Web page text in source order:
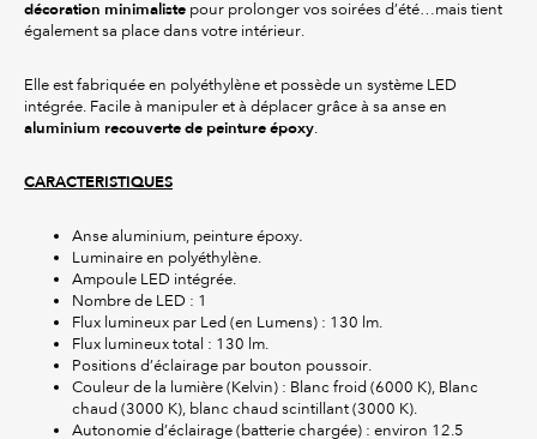
décoration minimaliste pour prolonger vos soirées d’été…mais tient
également sa place dans votre intérieur.
Elle est fabriquée en polyéthylène et possède un système LED
intégrée. Facile à manipuler et à déplacer grâce à sa anse en
aluminium recouverte de peinture époxy.
CARACTERISTIQUES
Anse aluminium, peinture époxy.
Luminaire en polyéthylène.
Ampoule LED intégrée.
Nombre de LED : 1
Flux lumineux par Led (en Lumens) : 130 lm.
Flux lumineux total : 130 lm.
Positions d’éclairage par bouton poussoir.
Couleur de la lumière (Kelvin) : Blanc froid (6000 K), Blanc
chaud (3000 K), blanc chaud scintillant (3000 K).
Autonomie d’éclairage (batterie chargée) : environ 12.5